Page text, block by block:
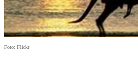
Foto: Flickr